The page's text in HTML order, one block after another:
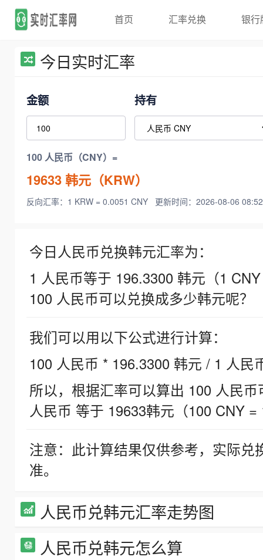
首页 汇率兑换 银行
今日实时汇率
金额 持有
100 人民币（CNY）=
19633韩元（KRW）
反向汇率：1 KRW = 0.0051 CNY 更新时间：2026-08-06
今日人民币兑换韩元汇率为：
1 人民币等于 196.3300 韩元（1
100 人民币可以兑换成多少韩元呢？
我们可以用以下公式进行计算：
100 人民币 * 196.3300 韩元 / 1 人民
所以，根据汇率可以算出 100 人民
人民币 等于 19633韩元（100 CNY =
注意：此计算结果仅供参考，实际
准。
人民币兑韩元汇率走势图
人民币兑韩元怎么算